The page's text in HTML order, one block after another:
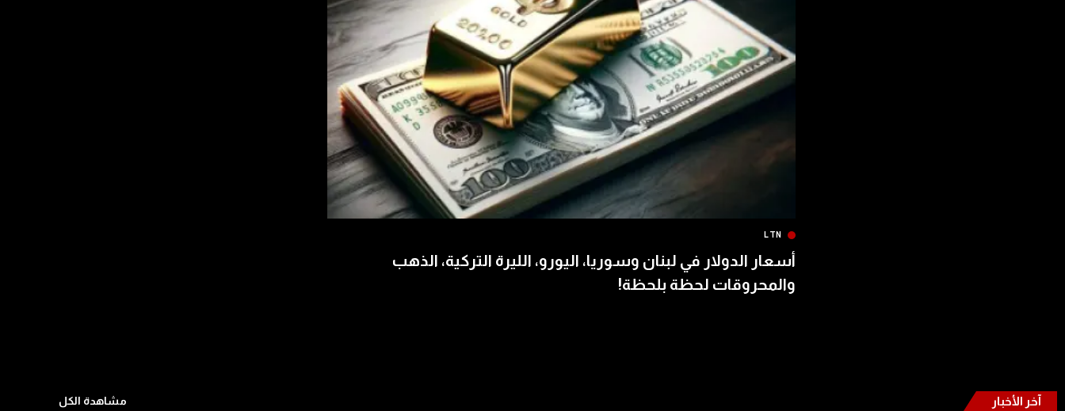
LTN
أسعار الدولار في لبنان وسوريا، اليورو، الليرة التركية، الذهب
والمحروقات لحظة بلحظة!
آخر الأخبار مشاهدة الكل